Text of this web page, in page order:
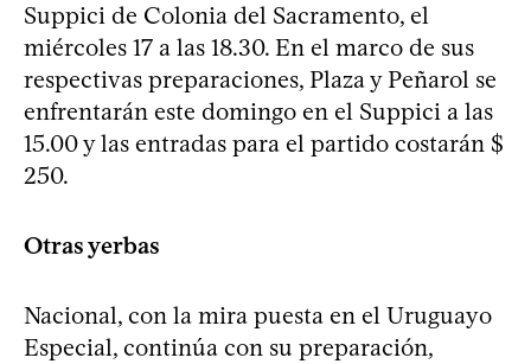
Suppici de Colonia del Sacramento, el
miércoles 17 a las 18.30. En el marco de sus
respectivas preparaciones, Plaza y Peñarol se
enfrentarán este domingo en el Suppici a las
15.00 y las entradas para el partido costarán $
250.
Otras yerbas
Nacional, con la mira puesta en el Uruguayo
Especial, continúa con su preparación,